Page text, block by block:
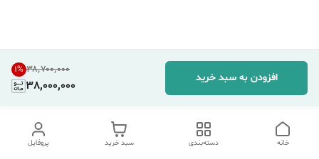
۳۸٬۷۰۰٬۰۰۰ 1%
38,000,000
افزودن به سبد خرید
پروفایل سبد خرید دسته‌بندی خانه